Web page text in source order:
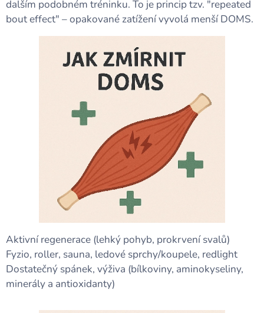
dalším podobném tréninku. To je princip tzv. "repeated
bout effect" – opakované zatížení vyvolá menší DOMS.
Aktivní regenerace (lehký pohyb, prokrvení svalů)
Fyzio, roller, sauna, ledové sprchy/koupele, redlight
Dostatečný spánek, výživa (bílkoviny, aminokyseliny,
minerály a antioxidanty)